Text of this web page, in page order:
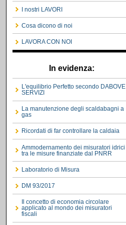
I nostri LAVORI
Cosa dicono di noi
LAVORA CON NOI
In evidenza:
L'equilibrio Perfetto secondo DABOVE
SERVIZI
La manutenzione degli scaldabagni a
gas
Ricordati di far controllare la caldaia
Ammodernamento dei misuratori idrici
tra le misure finanziate dal PNRR
Laboratorio di Misura
DM 93/2017
Il concetto di economia circolare
applicato al mondo dei misuratori
fiscali